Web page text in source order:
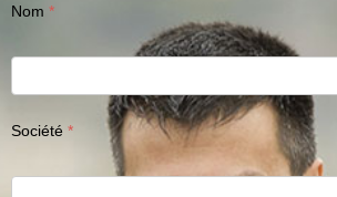
Nom
Société